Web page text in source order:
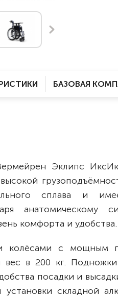
электроприводом
Скутеры
Оборудование с
колясок
Вертикализаторы
Кровати для дома
Кислородное
Для бассейна
Для ванны
Для дома
БАЗОВАЯ
Эклипс
сплава и
комфорта и удобства.
колёсами с мощным
в 200 кг.
посадки и
установки складной